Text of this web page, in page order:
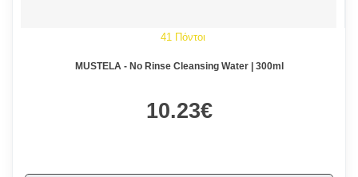
41 Πόντοι
MUSTELA - No Rinse Cleansing Water | 300ml
10.23€